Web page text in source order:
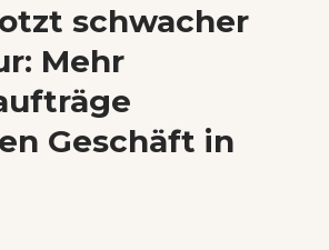
schwacher
Mehr
Geschäft in